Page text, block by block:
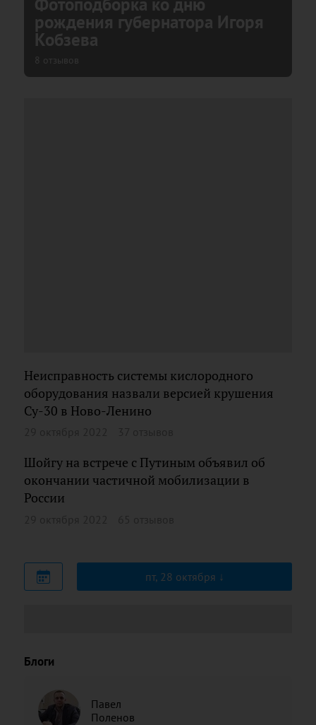
рождения губернатора Игоря
Кобзева
8 отзывов
Неисправность системы кислородного
оборудования назвали версией крушения
Су-30 в Ново-Ленино
Шойгу на встрече с Путиным объявил об
окончании частичной мобилизации в
России
пт, 28 октября
Блоги
Павел
Поленов